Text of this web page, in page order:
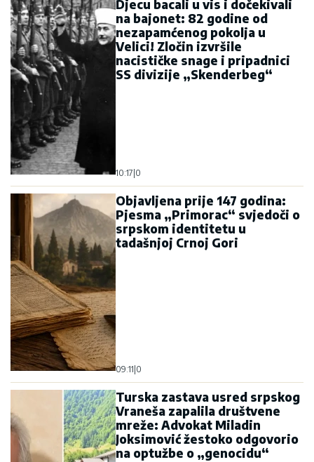
Djecu bacali u vis i dočekivali
na bajonet: 82 godine od
nezapamćenog pokolja u
Velici! Zločin izvršile
nacističke snage i pripadnici
SS divizije „Skenderbeg“
10:17 0
Objavljena prije 147 godina:
Pjesma „Primorac“ svjedoči o
srpskom identitetu u
tadašnjoj Crnoj Gori
09:11 0
Turska zastava usred srpskog
Vraneša zapalila društvene
mreže: Advokat Miladin
Joksimović žestoko odgovorio
na optužbe o „genocidu“